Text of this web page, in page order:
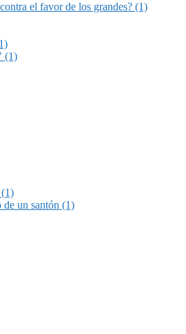
el favor de los grandes? (1)
(1)
(1)
un santón (1)